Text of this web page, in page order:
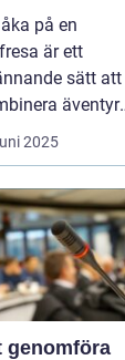
och
på en
är ett
sätt att
äventyr
2025
genomföra